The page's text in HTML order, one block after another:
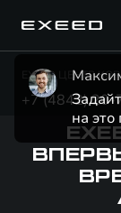
EXEED ЦЕНТР
+7 (4842)
на это